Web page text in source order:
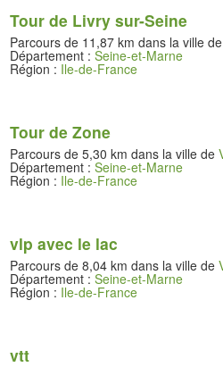
Tour de Livry sur-Seine
Parcours de 11,87 km dans la ville de
Département : Seine-et-Marne
Région : Ile-de-France
Tour de Zone
Parcours de 5,30 km dans la ville de
Département : Seine-et-Marne
Région : Ile-de-France
vlp avec le lac
Parcours de 8,04 km dans la ville de
Département : Seine-et-Marne
Région : Ile-de-France
vtt